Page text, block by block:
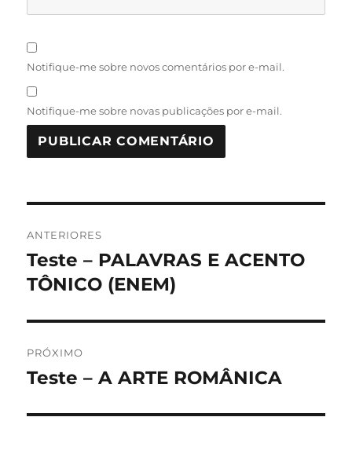
Notifique-me sobre novos comentários por e-mail.
Notifique-me sobre novas publicações por e-mail.
de
Post
ANTERIORES
Post
anterior:
Teste – PALAVRAS E ACENTO
TÔNICO (ENEM)
PRÓXIMO
Próximo
Teste – A ARTE ROMÂNICA